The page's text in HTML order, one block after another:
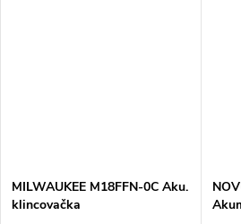
MILWAUKEE M18FFN-0C Aku.
klincovačka